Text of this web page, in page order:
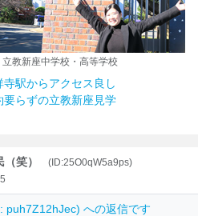
立教新座中学校・高等学校
寺駅からアクセス良し
要らずの立教新座見学
笑）
(ID:25O0qW5a9ps)
puh7Z12hJec) への返信です